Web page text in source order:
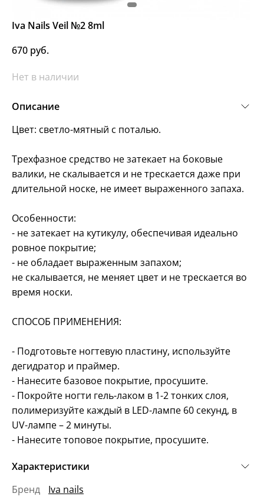
Iva Nails Veil №2 8ml
670 руб.
Нет в наличии
Описание
Цвет: светло-мятный с поталью.
Трехфазное средство не затекает на боковые
валики, не скалывается и не трескается даже при
длительной носке, не имеет выраженного запаха.
Особенности:
- не затекает на кутикулу, обеспечивая идеально
ровное покрытие;
- не обладает выраженным запахом;
не скалывается, не меняет цвет и не трескается во
время носки.
СПОСОБ ПРИМЕНЕНИЯ:
- Подготовьте ногтевую пластину, используйте
дегидратор и праймер.
- Нанесите базовое покрытие, просушите.
- Покройте ногти гель-лаком в 1-2 тонких слоя,
полимеризуйте каждый в LED-лампе 60 секунд, в
UV-лампе – 2 минуты.
- Нанесите топовое покрытие, просушите.
Характеристики
Бренд
Iva nails